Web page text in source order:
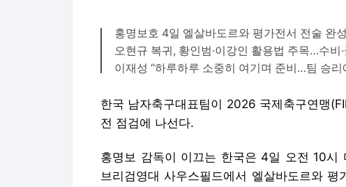
홍명보호 4일 엘살바도르와 평가전서 전술 완
오현규 복귀, 황인범·이강인 활용법 주목…수비·
이재성 “하루하루 소중히 여기며 준비…팀 승리
한국 남자축구대표팀이 2026 국제축구연맹
전 점검에 나선다.
홍명보 감독이 이끄는 한국은 4일 오전 10시
브리검영대 사우스필드에서 엘살바도르와